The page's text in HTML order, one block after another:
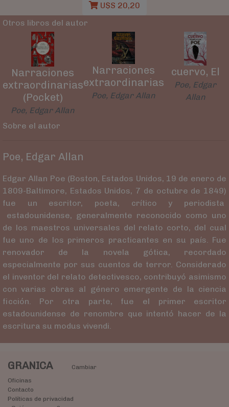
U$S 20,20
Otros libros del autor
Narraciones
extraordinarias
(Pocket)
Poe, Edgar Allan
Narraciones
extraordinarias
Poe, Edgar Allan
cuervo, El
Poe, Edgar
Allan
Sobre el autor
Poe, Edgar Allan
Edgar Allan Poe (Boston, Estados Unidos, 19 de enero de
1809-Baltimore, Estados Unidos, 7 de octubre de 1849)
fue un escritor, poeta, crítico y periodista
estadounidense, generalmente reconocido como uno
de los maestros universales del relato corto, del cual
fue uno de los primeros practicantes en su país. Fue
renovador de la novela gótica, recordado
especialmente por sus cuentos de terror. Considerado
el inventor del relato detectivesco, contribuyó asimismo
con varias obras al género emergente de la ciencia
ficción. Por otra parte, fue el primer escritor
estadounidense de renombre que intentó hacer de la
escritura su modus vivendi.
GRANICA
Cambiar
Oficinas
Contacto
Políticas de privacidad